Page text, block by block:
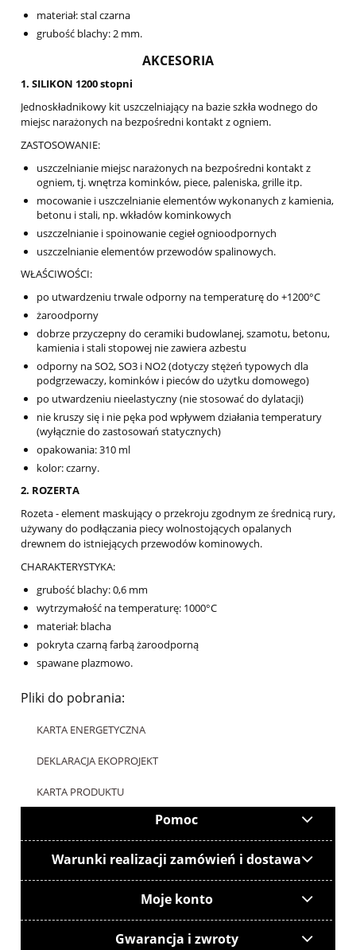
materiał: stal czarna
grubość blachy: 2 mm.
AKCESORIA
1. SILIKON 1200 stopni
Jednoskładnikowy kit uszczelniający na bazie szkła wodnego do
miejsc narażonych na bezpośredni kontakt z ogniem.
ZASTOSOWANIE:
uszczelnianie miejsc narażonych na bezpośredni kontakt z
ogniem, tj. wnętrza kominków, piece, paleniska, grille itp.
mocowanie i uszczelnianie elementów wykonanych z kamienia,
betonu i stali, np. wkładów kominkowych
uszczelnianie i spoinowanie cegieł ognioodpornych
uszczelnianie elementów przewodów spalinowych.
WŁAŚCIWOŚCI:
po utwardzeniu trwale odporny na temperaturę do +1200°C
żaroodporny
dobrze przyczepny do ceramiki budowlanej, szamotu, betonu,
kamienia i stali stopowej nie zawiera azbestu
odporny na SO2, SO3 i NO2 (dotyczy stężeń typowych dla
podgrzewaczy, kominków i pieców do użytku domowego)
po utwardzeniu nieelastyczny (nie stosować do dylatacji)
nie kruszy się i nie pęka pod wpływem działania temperatury
(wyłącznie do zastosowań statycznych)
opakowania: 310 ml
kolor: czarny.
2. ROZERTA
Rozeta - element maskujący o przekroju zgodnym ze średnicą rury,
używany do podłączania piecy wolnostojących opalanych
drewnem do istniejących przewodów kominowych.
CHARAKTERYSTYKA:
grubość blachy: 0,6 mm
wytrzymałość na temperaturę: 1000°C
materiał: blacha
pokryta czarną farbą żaroodporną
spawane plazmowo.
Pliki do pobrania:
KARTA ENERGETYCZNA
DEKLARACJA EKOPROJEKT
KARTA PRODUKTU
Pomoc
Warunki realizacji zamówień i dostawa
Moje konto
Gwarancja i zwroty